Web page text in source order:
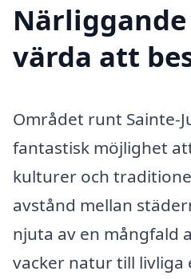
värda att
Området runt Sainte-
fantastisk möjlighet
kulturer och
avstånd mellan
njuta av en mångfald
vacker natur till livliga